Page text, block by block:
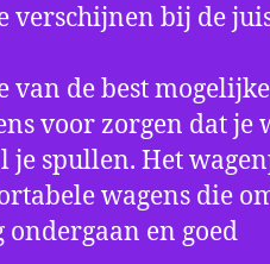
verschijnen bij de
de best mogelijke
voor zorgen dat je
je spullen. Het
wagens die
en goed